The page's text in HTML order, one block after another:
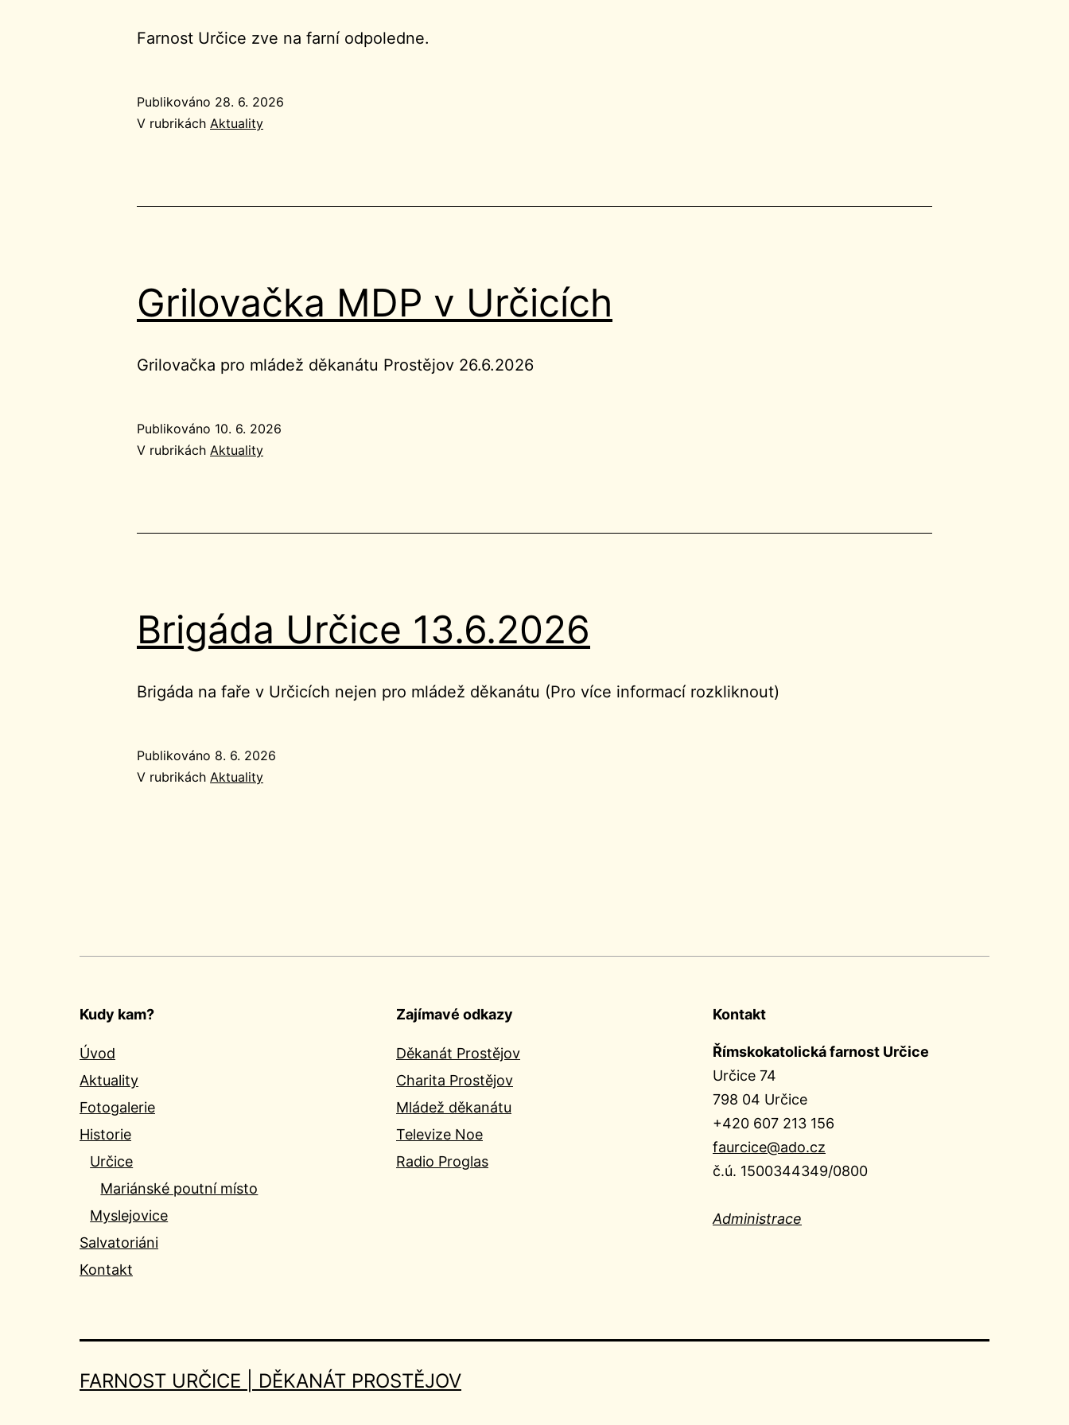
Farnost Určice zve na farní odpoledne.
Publikováno 28. 6. 2026
V rubrikách Aktuality
Grilovačka MDP v Určicích
Grilovačka pro mládež děkanátu Prostějov 26.6.2026
Publikováno 10. 6. 2026
V rubrikách Aktuality
Brigáda Určice 13.6.2026
Brigáda na faře v Určicích nejen pro mládež děkanátu (Pro více informací rozkliknout)
Publikováno 8. 6. 2026
V rubrikách Aktuality
Kudy kam?
Úvod
Aktuality
Fotogalerie
Historie
Určice
Mariánské poutní místo
Myslejovice
Salvatoriáni
Kontakt
Zajímavé odkazy
Děkanát Prostějov
Charita Prostějov
Mládež děkanátu
Televize Noe
Radio Proglas
Kontakt
Římskokatolická farnost Určice
Určice 74
798 04 Určice
+420 607 213 156
faurcice@ado.cz
č.ú. 1500344349/0800
Administrace
FARNOST URČICE | DĚKANÁT PROSTĚJOV